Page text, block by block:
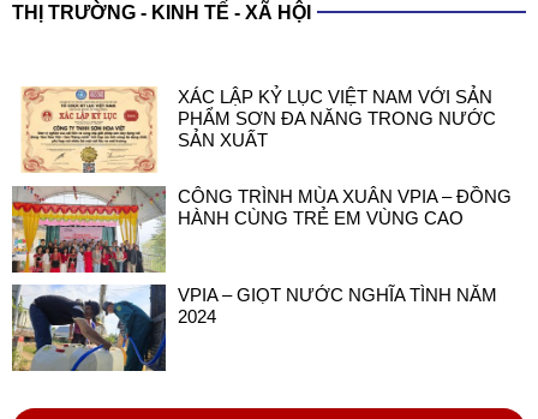
THỊ TRƯỜNG - KINH TẾ - XÃ HỘI
XÁC LẬP KỶ LỤC VIỆT NAM VỚI SẢN
PHẨM SƠN ĐA NĂNG TRONG NƯỚC
SẢN XUẤT
CÔNG TRÌNH MÙA XUÂN VPIA – ĐỒNG
HÀNH CÙNG TRẺ EM VÙNG CAO
VPIA – GIỌT NƯỚC NGHĨA TÌNH NĂM
2024